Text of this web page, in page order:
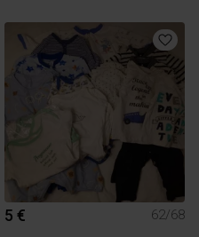
5 € 62/68